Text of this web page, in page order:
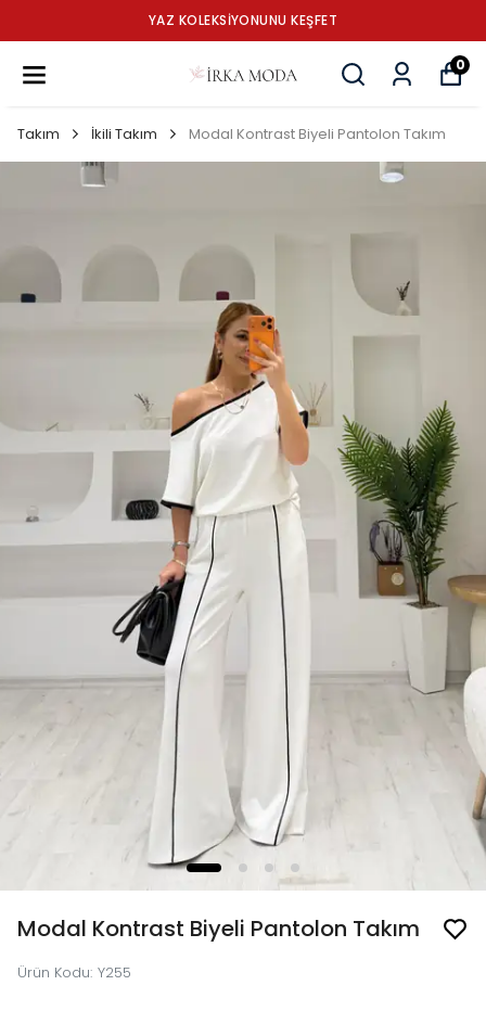
YAZ KOLEKSİYONUNU KEŞFET
0
Takım İkili Takım Modal Kontrast Biyeli Pantolon Takım
Modal Kontrast Biyeli Pantolon Takım
Ürün Kodu: Y255